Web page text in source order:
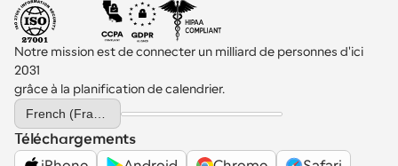
Notre mission est de connecter un milliard de personnes d'ici
2031
grâce à la planification de calendrier.
Select Language
Téléchargements